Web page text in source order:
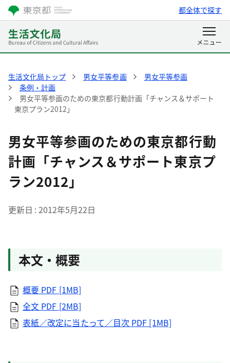
都全体で探す
生活文化局トップ 男女平等参画
男女平等参画
条例・計画
男女平等参画のための東京都行動計画「チャンス＆サポート
東京プラン2012」
男女平等参画のための東京都行動
計画「チャンス＆サポート東京プ
ラン2012」
更新日 2012年5月22日
本文・概要
概要 PDF [1MB]
全文 PDF [2MB]
表紙／改定に当たって／目次 PDF [1MB]